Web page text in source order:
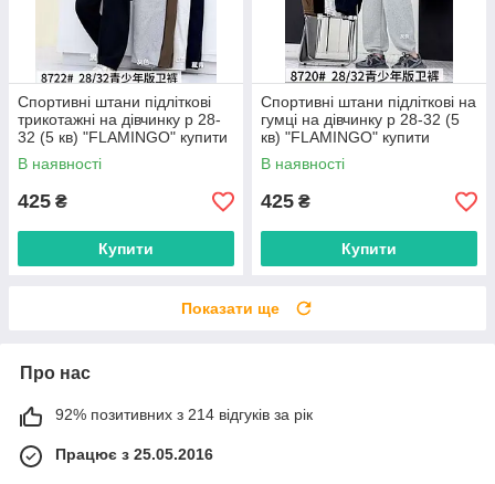
Спортивні штани підліткові
трикотажні на дівчинку р 28-
32 (5 кв) "FLAMINGO" купити
гуртом в Одесі на 7 км
В наявності
425 ₴
Купити
Спортивні штани підліткові на
гумці на дівчинку р 28-32 (5
кв) "FLAMINGO" купити
гуртом в Одесі на 7 км
В наявності
425 ₴
Купити
Показати ще
Про нас
92% позитивних з 214 відгуків за рік
Працює з 25.05.2016